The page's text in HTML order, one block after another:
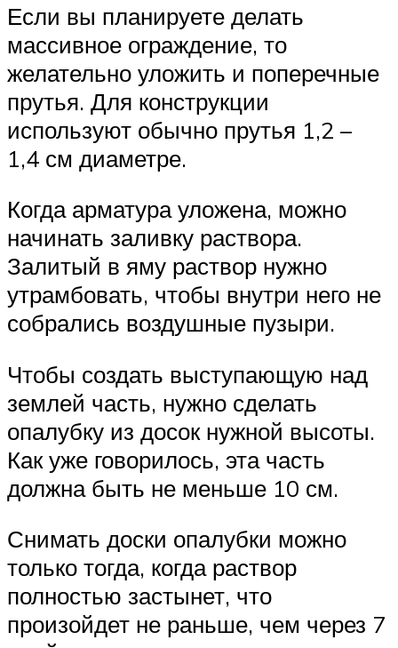
Если вы планируете делать
массивное ограждение, то
желательно уложить и поперечные
прутья. Для конструкции
используют обычно прутья 1,2 –
1,4 см диаметре.
Когда арматура уложена, можно
начинать заливку раствора.
Залитый в яму раствор нужно
утрамбовать, чтобы внутри него не
собрались воздушные пузыри.
Чтобы создать выступающую над
землей часть, нужно сделать
опалубку из досок нужной высоты.
Как уже говорилось, эта часть
должна быть не меньше 10 см.
Снимать доски опалубки можно
только тогда, когда раствор
полностью застынет, что
произойдет не раньше, чем через 7